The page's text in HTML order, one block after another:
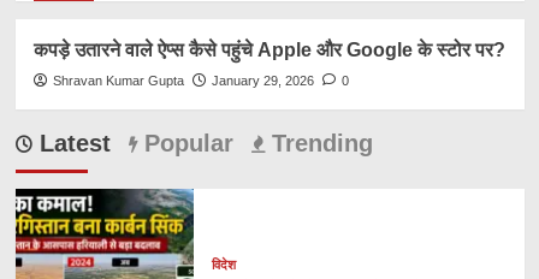
कपड़े उतारने वाले ऐप्स कैसे पहुंचे Apple और Google के स्टोर पर?
Shravan Kumar Gupta January 29, 2026 0
Latest Popular Trending
विदेश